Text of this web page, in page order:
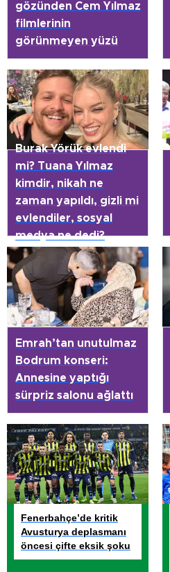
gözünden Cem Yılmaz
filmlerinin
görünmeyen yüzü
Burak Yörük evlendi
mi? Tuana Yılmaz
kimdir, nikah ne
zaman yapıldı, gizli mi
evlendiler, sosyal
medya ne dedi?
Emrah’tan unutulmaz
Bodrum konseri:
Annesine yaptığı
sürpriz salonu ağlattı
Fenerbahçe’de kritik
Avusturya deplasmanı
öncesi çifte eksik şoku